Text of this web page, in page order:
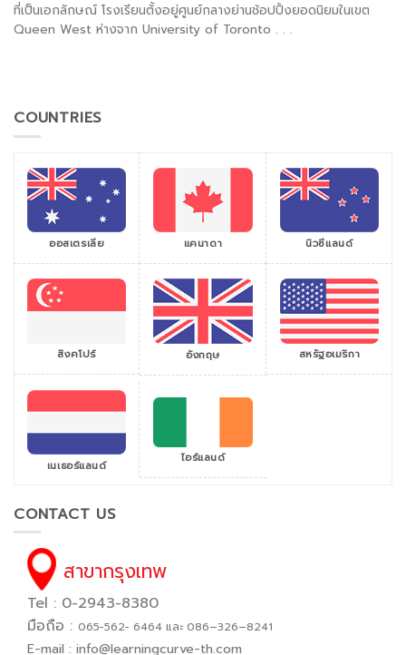
ที่เป็นเอกลักษณ์ โรงเรียนตั้งอยู่ศูนย์กลางย่านช้อปปิ้งยอดนิยมในเขต
Queen West ห่างจาก University of Toronto . . .
COUNTRIES
ออสเตรเลีย แคนาดา นิวซีแลนด์
สิงคโปร์ อังกฤษ สหรัฐอเมริกา
เนเธอร์แลนด์ ไอร์แลนด์
CONTACT US
สาขากรุงเทพ
Tel : 0-2943-8380
มือถือ : 065−562− 6464 และ 086–326–8241
E-mail : info@learningcurve-th.com